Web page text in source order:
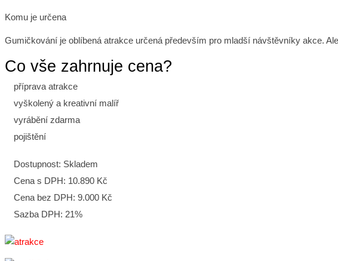
Komu je určena
Gumičkování je oblíbená atrakce určená především pro mladší návštěvníky akce.
Co vše zahrnuje cena?
příprava atrakce
vyškolený a kreativní malíř
vyrábění zdarma
pojištění
Dostupnost: Skladem
Cena s DPH: 10.890 Kč
Cena bez DPH: 9.000 Kč
Sazba DPH: 21%